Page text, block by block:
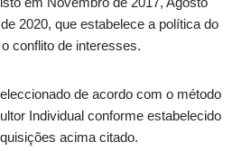
2020, que estabelece a política do
conflito de interesses.
de acordo com o método
Individual conforme estabelecido
acima citado.